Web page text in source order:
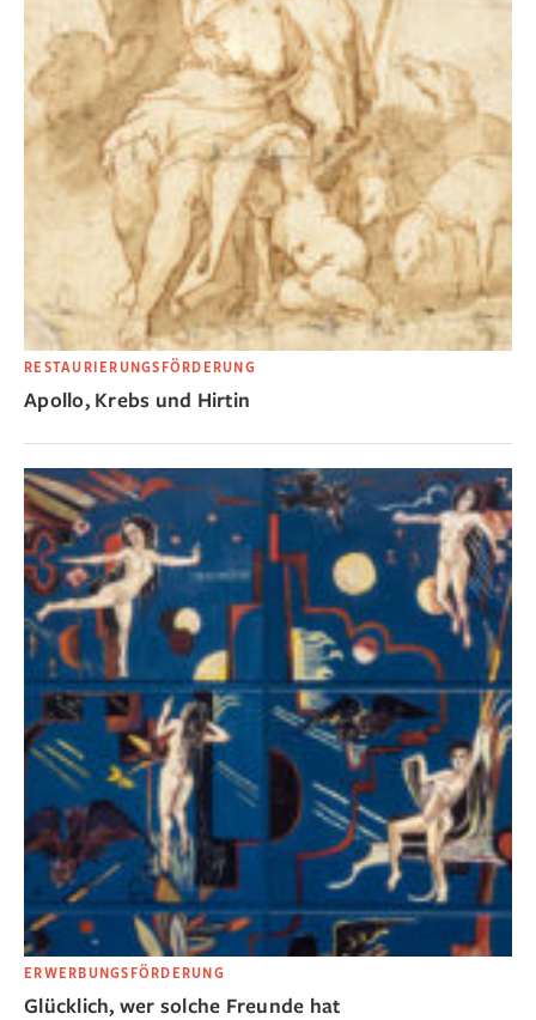
RESTAURIERUNGSFÖRDERUNG
Apollo, Krebs und Hirtin
ERWERBUNGSFÖRDERUNG
Glücklich, wer solche Freunde hat